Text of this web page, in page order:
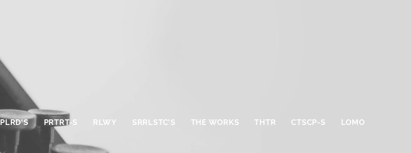
PLRD’S PRTRT-S RLWY SRRLSTC’S THE WORKS THTR CTSCP-S LOMO